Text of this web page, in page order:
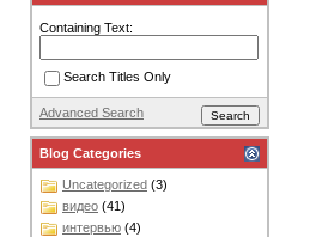
Containing Text:
Search Titles Only
Advanced Search
Blog Categories
Uncategorized (3)
видео (41)
интервью (4)